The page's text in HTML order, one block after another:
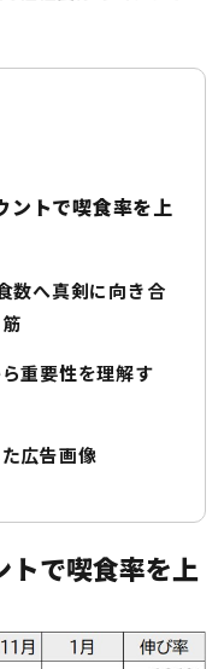
ントで喫食率を上
数へ真剣に向き合
重要性を理解す
広告画像
トで喫食率を上